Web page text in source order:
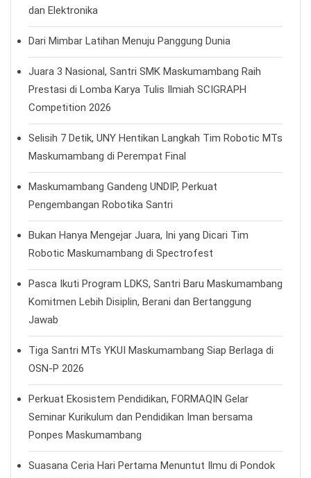
dan Elektronika
Dari Mimbar Latihan Menuju Panggung Dunia
Juara 3 Nasional, Santri SMK Maskumambang Raih
Prestasi di Lomba Karya Tulis Ilmiah SCIGRAPH
Competition 2026
Selisih 7 Detik, UNY Hentikan Langkah Tim Robotic MTs
Maskumambang di Perempat Final
Maskumambang Gandeng UNDIP, Perkuat
Pengembangan Robotika Santri
Bukan Hanya Mengejar Juara, Ini yang Dicari Tim
Robotic Maskumambang di Spectrofest
Pasca Ikuti Program LDKS, Santri Baru Maskumambang
Komitmen Lebih Disiplin, Berani dan Bertanggung
Jawab
Tiga Santri MTs YKUI Maskumambang Siap Berlaga di
OSN-P 2026
Perkuat Ekosistem Pendidikan, FORMAQIN Gelar
Seminar Kurikulum dan Pendidikan Iman bersama
Ponpes Maskumambang
Suasana Ceria Hari Pertama Menuntut Ilmu di Pondok